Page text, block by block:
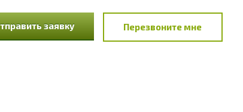
заявку Перезвоните мне